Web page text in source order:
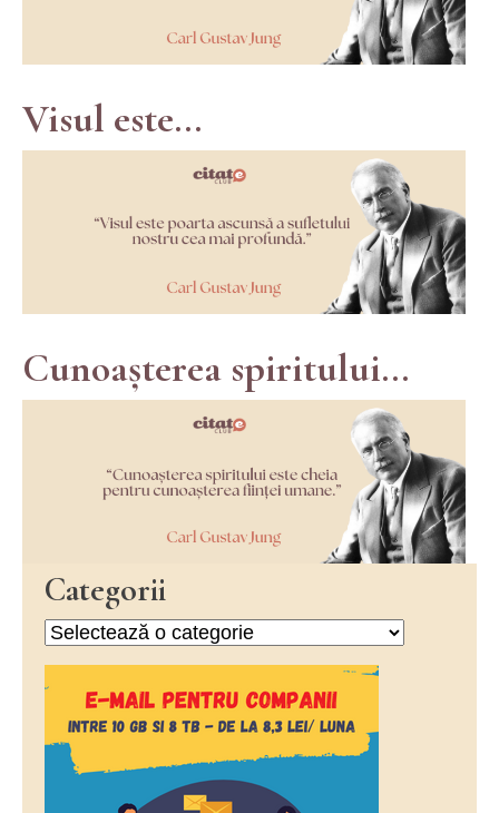
Visul este...
Cunoașterea spiritului...
Categorii
Categorii